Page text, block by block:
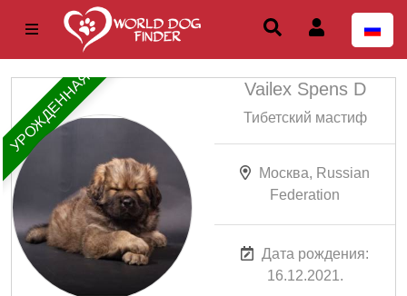
УРОЖДЕННАЯ Vailex Spens D
Тибетский мастиф
Москва, Russian
Federation
Дата рождения:
16.12.2021.